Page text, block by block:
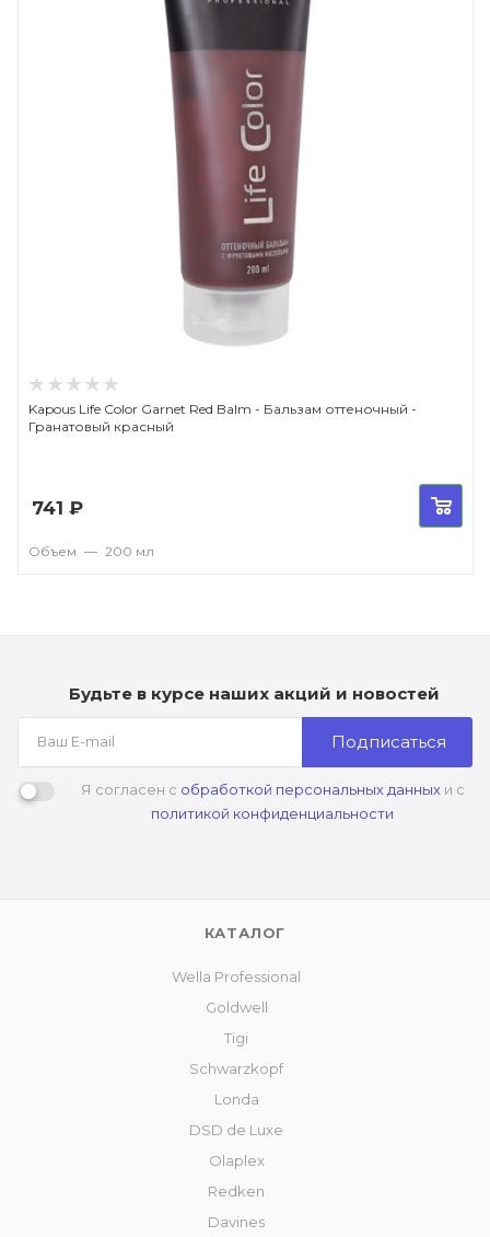
Kapous Life Color Garnet Red Balm - Бальзам оттеночный -
Гранатовый красный
741 ₽
Объем — 200 мл
Будьте в курсе наших акций и новостей
Подписаться
Я согласен с обработкой персональных данныхи с
политикой конфиденциальности
КАТАЛОГ
Wella Professional
Goldwell
Tigi
Schwarzkopf
Londa
DSD de Luxe
Olaplex
Redken
Davines